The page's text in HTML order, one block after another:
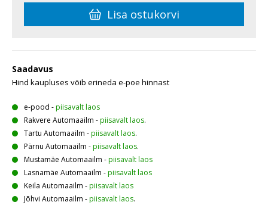
Lisa ostukorvi
Saadavus
Hind kaupluses võib erineda e-poe hinnast
e-pood -piisavalt laos
Rakvere Automaailm -piisavalt laos.
Tartu Automaailm -piisavalt laos.
Pärnu Automaailm -piisavalt laos.
Mustamäe Automaailm -piisavalt laos
Lasnamäe Automaailm -piisavalt laos
Keila Automaailm -piisavalt laos
Jõhvi Automaailm -piisavalt laos.